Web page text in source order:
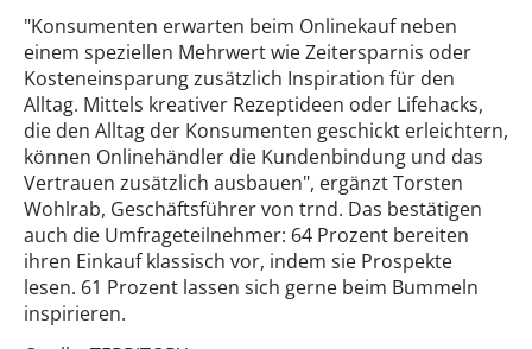
"Konsumenten erwarten beim Onlinekauf neben
einem speziellen Mehrwert wie Zeitersparnis oder
Kosteneinsparung zusätzlich Inspiration für den
Alltag. Mittels kreativer Rezeptideen oder Lifehacks,
die den Alltag der Konsumenten geschickt erleichtern,
können Onlinehändler die Kundenbindung und das
Vertrauen zusätzlich ausbauen", ergänzt Torsten
Wohlrab, Geschäftsführer von trnd. Das bestätigen
auch die Umfrageteilnehmer: 64 Prozent bereiten
ihren Einkauf klassisch vor, indem sie Prospekte
lesen. 61 Prozent lassen sich gerne beim Bummeln
inspirieren.